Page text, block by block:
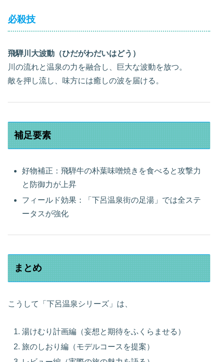
必殺技
飛騨川大波動（ひだがわだいはどう）
川の流れと温泉の力を融合し、巨大な波動を放つ。
敵を押し流し、味方には癒しの波を届ける。
補足要素
好物補正：飛騨牛の朴葉味噌焼きを食べると攻撃力
と防御力が上昇
フィールド効果：「下呂温泉街の足湯」では全ステ
ータスが強化
まとめ
こうして「下呂温泉シリーズ」は、
湯けむり計画編（妄想と期待をふくらませる）
旅のしおり編（モデルコースを提案）